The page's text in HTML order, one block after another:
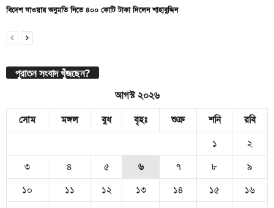
বিদেশ যাওয়ার অনুমতি নিতে ৪০০ কোটি টাকা দিলেন শাহাবুদ্দিন
পুরাতন সংবাদ খুঁজছেন?
আগস্ট ২০২৬
সোম
মঙ্গল বুধ বৃহঃ শুক্র শনি রবি
১
২
৩
৪ ৫ ৬ ৭ ৮
৯
১০
১১ ১২ ১৩ ১৪ ১৫
১৬